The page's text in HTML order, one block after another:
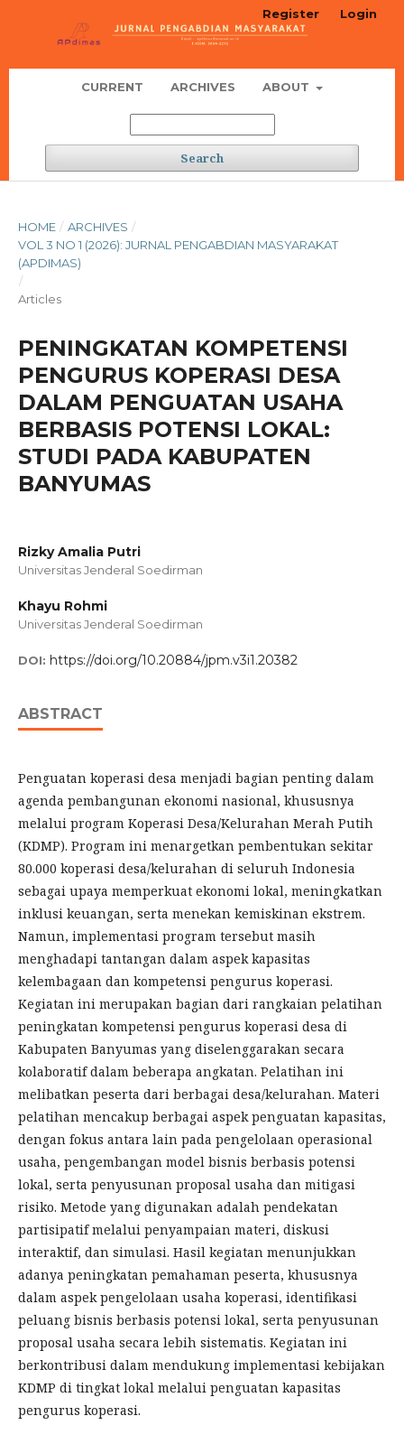
CURRENT ARCHIVES ABOUT
Search
Register Login
HOME / ARCHIVES /
VOL 3 NO 1 (2026): JURNAL PENGABDIAN MASYARAKAT
(APDIMAS)
/
Articles
PENINGKATAN KOMPETENSI
PENGURUS KOPERASI DESA
DALAM PENGUATAN USAHA
BERBASIS POTENSI LOKAL:
STUDI PADA KABUPATEN
BANYUMAS
Rizky Amalia Putri
Universitas Jenderal Soedirman
Khayu Rohmi
Universitas Jenderal Soedirman
DOI: https://doi.org/10.20884/jpm.v3i1.20382
ABSTRACT
Penguatan koperasi desa menjadi bagian penting dalam
agenda pembangunan ekonomi nasional, khususnya
melalui program Koperasi Desa/Kelurahan Merah Putih
(KDMP). Program ini menargetkan pembentukan sekitar
80.000 koperasi desa/kelurahan di seluruh Indonesia
sebagai upaya memperkuat ekonomi lokal, meningkatkan
inklusi keuangan, serta menekan kemiskinan ekstrem.
Namun, implementasi program tersebut masih
menghadapi tantangan dalam aspek kapasitas
kelembagaan dan kompetensi pengurus koperasi.
Kegiatan ini merupakan bagian dari rangkaian pelatihan
peningkatan kompetensi pengurus koperasi desa di
Kabupaten Banyumas yang diselenggarakan secara
kolaboratif dalam beberapa angkatan. Pelatihan ini
melibatkan peserta dari berbagai desa/kelurahan. Materi
pelatihan mencakup berbagai aspek penguatan kapasitas,
dengan fokus antara lain pada pengelolaan operasional
usaha, pengembangan model bisnis berbasis potensi
lokal, serta penyusunan proposal usaha dan mitigasi
risiko. Metode yang digunakan adalah pendekatan
partisipatif melalui penyampaian materi, diskusi
interaktif, dan simulasi. Hasil kegiatan menunjukkan
adanya peningkatan pemahaman peserta, khususnya
dalam aspek pengelolaan usaha koperasi, identifikasi
peluang bisnis berbasis potensi lokal, serta penyusunan
proposal usaha secara lebih sistematis. Kegiatan ini
berkontribusi dalam mendukung implementasi kebijakan
KDMP di tingkat lokal melalui penguatan kapasitas
pengurus koperasi.